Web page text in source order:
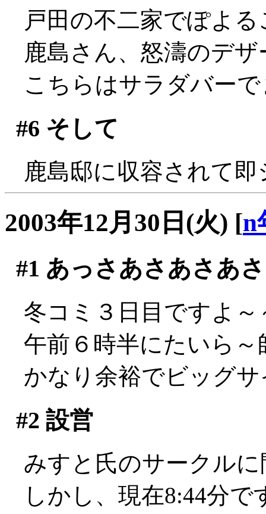
戸田の不二家でぽよ
鹿島さん、怒濤のデ
こちらはサラダバー
#6 そして
鹿島邸に収容されて
2003年12月30日(火) [n
#1 あっさあさあさあ
冬コミ３日目ですよ
午前６時半にたいら
かなり余裕でビッグ
#2 設営
みすと氏のサークル
しかし、現在8:44分